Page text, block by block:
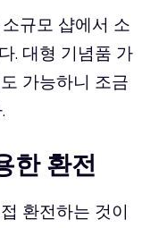
규모 샵에서 소
. 대형 기념품 가
가능하니 조금
한 환전
환전하는 것이